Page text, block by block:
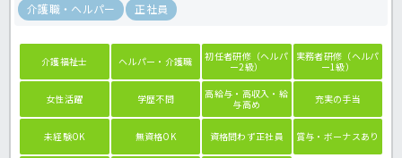
介護職・ヘルパー 正社員
介護福祉士 ヘルパー・介護職
初任者研修（ヘルパ
ー2級）
実務者研修（ヘルパ
ー1級）
女性活躍 学歴不問
高給与・高収入・給
与高め
充実の手当
未経験OK 無資格OK 資格問わず正社員 賞与・ボーナスあり